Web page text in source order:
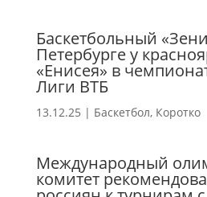
Баскетбольный
Петербурге у
«Енисея» в
Лиги ВТБ
13.12.25 | Баскетбол, Коротко
Международный
комитет